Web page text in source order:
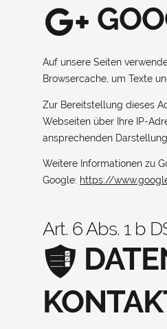
Auf unsere Seiten
Browsercache, um Texte
Zur Bereitstellung dieses
Webseiten über Ihre IP-
ansprechenden
Weitere Informationen zu
Google: https://
Art. 6 Abs. 1 b